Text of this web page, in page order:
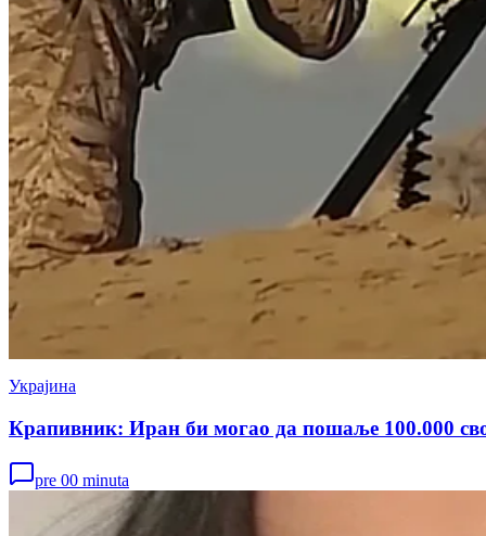
Украјина
Крапивник: Иран би могао да пошаље 100.000
pre 00 minuta